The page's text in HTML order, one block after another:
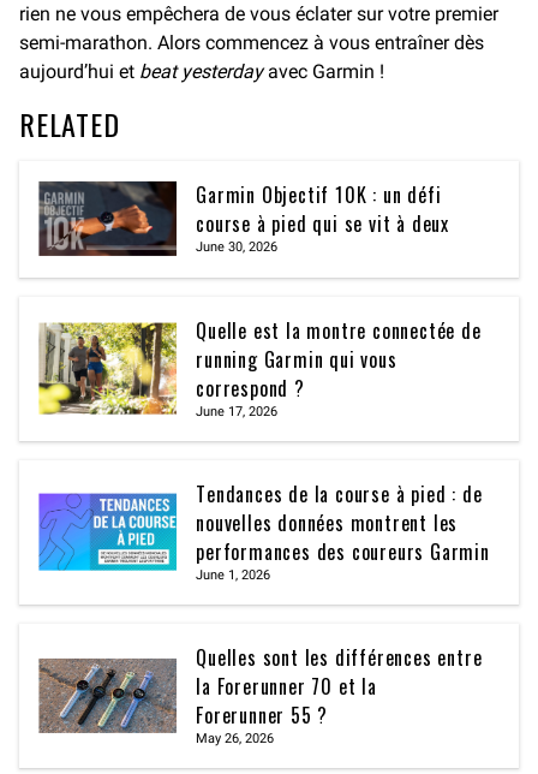
rien ne vous empêchera de vous éclater sur votre premier
semi-marathon. Alors commencez à vous entraîner dès
aujourd’hui et beat yesterdayavec Garmin !
RELATED
Garmin Objectif 10K : un défi
course à pied qui se vit à deux
June 30, 2026
Quelle est la montre connectée de
running Garmin qui vous
correspond ?
June 17, 2026
Tendances de la course à pied : de
nouvelles données montrent les
performances des coureurs Garmin
June 1, 2026
Quelles sont les différences entre
la Forerunner 70 et la
Forerunner 55 ?
May 26, 2026